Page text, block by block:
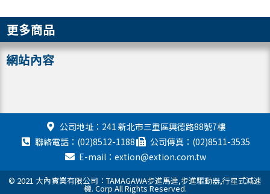
更多商品
網站內容
公司地址：241 新北市三重區興德路88號7樓
聯絡電話：(02)8512-1188
公司傳真：(02)8511-3535
E-mail：extion@extion.com.tw
© 2021 大內實業有限公司：TAMAGAWA步進馬達,步進驅動器,行星式減速
機. Corp All Rights Reserved.